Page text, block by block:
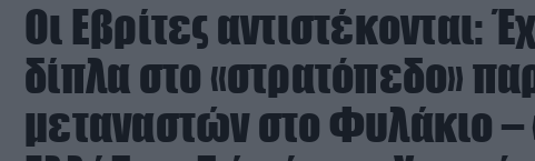
Οι Εβρίτες αντιστέκονται:
δίπλα στο «στρατόπεδο»
μεταναστών στο Φυλάκιο –